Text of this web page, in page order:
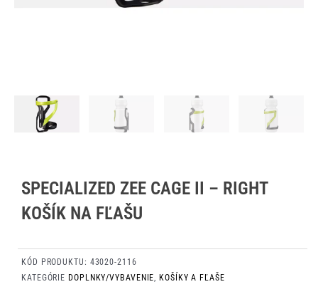
SPECIALIZED ZEE CAGE II – RIGHT
KOŠÍK NA FĽAŠU
KÓD PRODUKTU: 43020-2116
KATEGÓRIE DOPLNKY/VYBAVENIE KOŠÍKY A FĽAŠE